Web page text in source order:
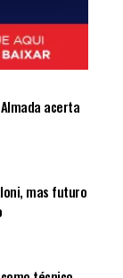
acerta
mas futuro